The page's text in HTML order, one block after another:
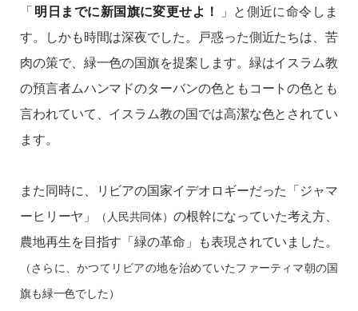
「明日までに新国旗に変更せよ！
」と側近に命令しま
す。しかも時間は深夜でした。戸惑った側近たちは、苦
肉の策で、緑一色の国旗を提案します。緑はイスラム教
の預言者ムハンマドのターバンの色ともコートの色とも
言われていて、イスラム教の国では高潔な色とされてい
ます。
また同時に、リビアの国家イデオロギーだった「ジャマ
ーヒリーヤ」
（人民共同体） の根幹になっていた考え方、
農地再生を目指す「緑の革命」も表現されていました。
（さらに、かつてリビアの地を治めていたファーティマ朝の国
旗も緑一色でした）